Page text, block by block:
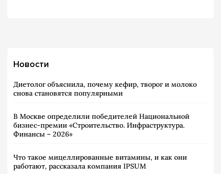
Новости
Диетолог объяснила, почему кефир, творог и молоко
снова становятся популярными
В Москве определили победителей Национальной
бизнес-премии «Строительство. Инфраструктура.
Финансы – 2026»
Что такое мицеллированные витамины, и как они
работают, рассказала компания IPSUM